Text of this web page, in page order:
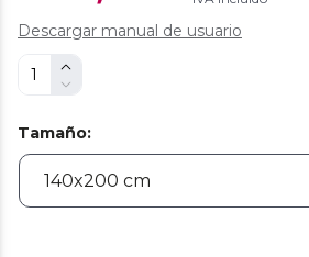
Descargar manual de usuario
Tamaño: